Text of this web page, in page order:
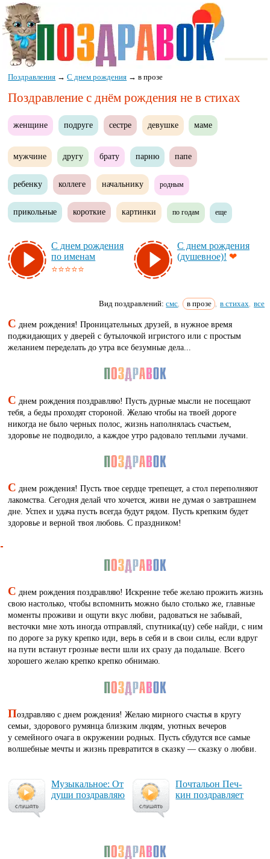
Поздравления →С днем рождения →в прозе
Поздравление с днём рождения не в стихах
женщине подруге сестре девушке маме
мужчине другу брату парню папе
ребенку коллеге начальнику родным
прикольные короткие картинки по годам еще
С днем рож­де­ния
по име­нам
⭐⭐⭐⭐⭐
С днем рож­де­ния
(ду­шев­ное)! ❤
Вид поздравлений:смс в прозе , в стихах все
С днем рождения! Проницательных друзей, в нужное время
поджидающих у дверей с бутылочкой игристого или с простым
желанием переделать до утра все безумные дела...
С днем рождения поздравляю! Пусть дурные мысли не посещают
тебя, а беды проходят стороной. Желаю чтобы на твоей дороге
никогда не было черных полос, жизнь наполнялась счастьем,
здоровье не подводило, а каждое утро радовало теплыми лучами.
С днем рождения! Пусть твое сердце трепещет, а стол переполняют
лакомства. Сегодня делай что хочется, живи не думая о завтрашнем
дне. Успех и удача пусть всегда будут рядом. Пусть крепким будет
здоровье и верной твоя любовь. С праздником!
С днем рождения поздравляю! Искренне тебе желаю прожить жизнь
свою настолько, чтобы вспомнить можно было столько же, главные
моменты проживи и ощути вкус любви, радоваться не забывай,
весточки мне хоть иногда отправляй, спутника(цу) себе найди, с ним
по дороге за руку крепко иди, верь в себя и в свои силы, если вдруг
на пути встанут грозные вести шли их сразу да подальше. Всего
хорошего желаю крепко крепко обнимаю.
Поздравляю с днем рождения! Желаю мирного счастья в кругу
семьи, здорового румянца близким людям, уютных вечеров
у семейного очага в окружении родных. Пусть сбудутся все самые
волшебные мечты и жизнь превратится в сказку — сказку о любви.
Му­зы­каль­ное: От
ду­ши поз­драв­ляю
Поч­таль­он Печ­
кин поз­драв­ля­ет